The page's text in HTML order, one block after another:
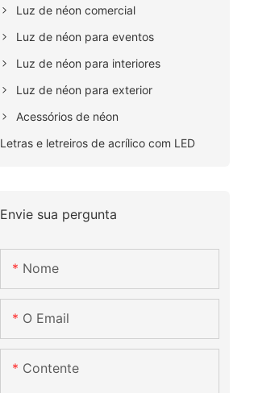
Luz de néon comercial
Luz de néon para eventos
Luz de néon para interiores
Luz de néon para exterior
Acessórios de néon
Letras e letreiros de acrílico com LED
Envie sua pergunta
Nome
O Email
Contente